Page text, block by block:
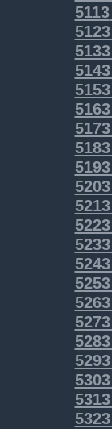
5113
5123
5133
5143
5153
5163
5173
5183
5193
5203
5213
5223
5233
5243
5253
5263
5273
5283
5293
5303
5313
5323